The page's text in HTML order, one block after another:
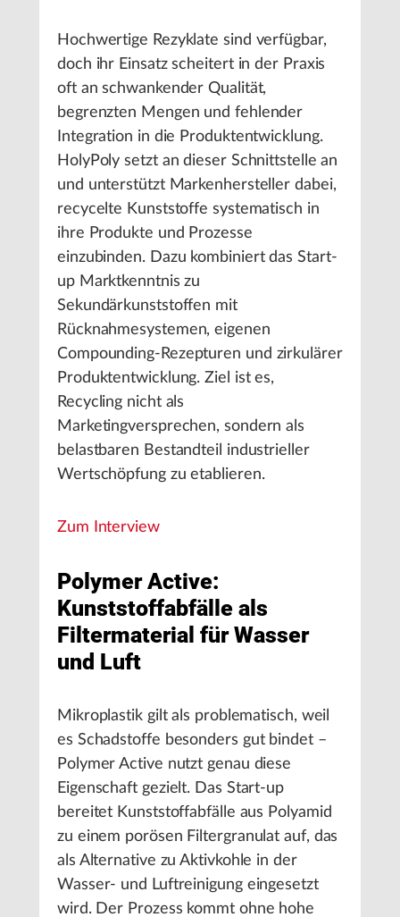
Hochwertige Rezyklate sind verfügbar,
doch ihr Einsatz scheitert in der Praxis
oft an schwankender Qualität,
begrenzten Mengen und fehlender
Integration in die Produktentwicklung.
HolyPoly setzt an dieser Schnittstelle an
und unterstützt Markenhersteller dabei,
recycelte Kunststoffe systematisch in
ihre Produkte und Prozesse
einzubinden. Dazu kombiniert das Start-
up Marktkenntnis zu
Sekundärkunststoffen mit
Rücknahmesystemen, eigenen
Compounding-Rezepturen und zirkulärer
Produktentwicklung. Ziel ist es,
Recycling nicht als
Marketingversprechen, sondern als
belastbaren Bestandteil industrieller
Wertschöpfung zu etablieren.
Zum Interview
Polymer Active:
Kunststoffabfälle als
Filtermaterial für Wasser
und Luft
Mikroplastik gilt als problematisch, weil
es Schadstoffe besonders gut bindet –
Polymer Active nutzt genau diese
Eigenschaft gezielt. Das Start-up
bereitet Kunststoffabfälle aus Polyamid
zu einem porösen Filtergranulat auf, das
als Alternative zu Aktivkohle in der
Wasser- und Luftreinigung eingesetzt
wird. Der Prozess kommt ohne hohe